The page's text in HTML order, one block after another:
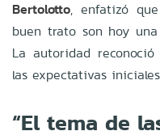
Bertolotto, enfatizó
buen trato son hoy
La autoridad
las expectativas
“El tema de